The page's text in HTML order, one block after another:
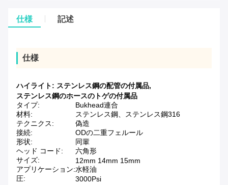
仕様 記述
仕様
ハイライト: ステンレス鋼の配管の付属品,
ステンレス鋼のホースのトゲの付属品
タイプ:
Bukhead連合
材料:
ステンレス鋼、ステンレス鋼316
テクニクス:
偽造
接続:
ODの二重フェルール
形状:
同輩
ヘッド コード:
六角形
サイズ:
12mm 14mm 15mm
アプリケーション:水軽油
圧:
3000Psi